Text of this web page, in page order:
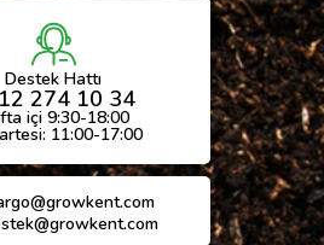
Destek Hattı
274 10 34
içi 9:30-18:00
11:00-17:00